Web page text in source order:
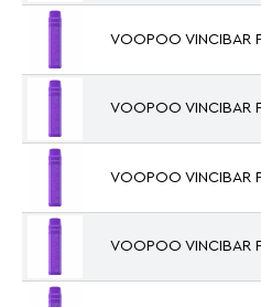
VOOPOO
VOOPOO
VOOPOO
VOOPOO